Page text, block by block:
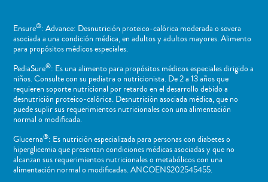
Ensure®: Advance: Desnutrición proteico-calórica moderada o severa
asociada a una condición médica, en adultos y adultos mayores. Alimento
para propósitos médicos especiales.
PediaSure®: Es una alimento para propósitos médicos especiales dirigido a
niños​. Consulte con su pediatra o nutricionista. De 2 a 13 años que
requieren soporte nutricional por retardo en el desarrollo debido a
desnutrición proteico-calórica. Desnutrición asociada médica, que no
puede suplir sus requerimientos nutricionales con una alimentación
normal o ​modificada.
Glucerna®: Es nutrición especializada para personas con diabetes o
hiperglicemia que presentan condiciones médicas asociadas y que no
alcanzan sus requerimientos nutricionales o metabólicos con una
alimentación normal o modificadas. ANCOENS202545455.